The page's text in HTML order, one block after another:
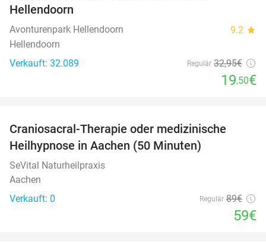
Hellendoorn
Avonturenpark Hellendoorn 9.2 star
Hellendoorn
Verkauft: 32.089
Regulär 32,95€
19,50€
TODAY
Craniosacral-Therapie oder medizinische
Heilhypnose in Aachen (50 Minuten)
SeVital Naturheilpraxis
Aachen
Verkauft: 0
Regulär 89€
59€